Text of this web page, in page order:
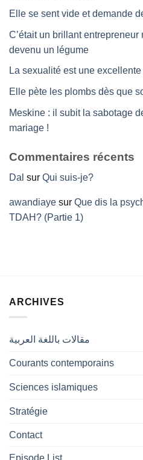
Elle se sent vide et demande
C’était un brillant entrepreneur
devenu un légume
La sexualité est une
Elle pète les plombs dès que
Meskine : il subit la sabotage
mariage !
Commentaires récents
Dal sur Qui suis-je?
awandiaye sur Que dis la
TDAH? (Partie 1)
ARCHIVES
مقالات باللغة العربية
Courants contemporains
Sciences islamiques
Stratégie
Contact
Episode List